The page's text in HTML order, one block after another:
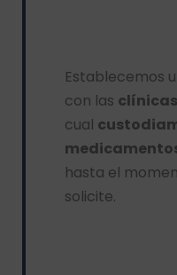
Establecemos
con las
cual
hasta el
solicite.